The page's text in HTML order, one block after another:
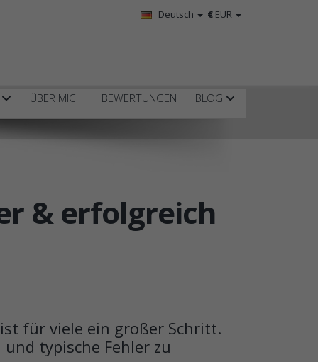
€ EUR
Deutsch
ÜBER MICH BEWERTUNGEN BLOG
& erfolgreich
für viele ein großer Schritt.
typische Fehler zu